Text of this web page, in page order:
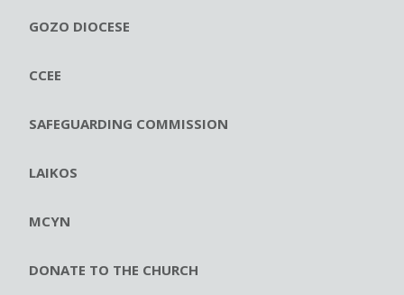
GOZO DIOCESE
CCEE
SAFEGUARDING COMMISSION
LAIKOS
MCYN
DONATE TO THE CHURCH